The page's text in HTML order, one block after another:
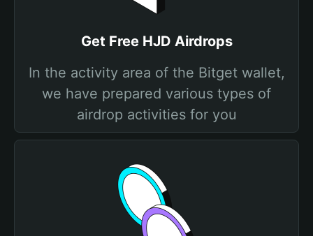
Get Free HJD Airdrops
In the activity area of the Bitget wallet,
we have prepared various types of
airdrop activities for you